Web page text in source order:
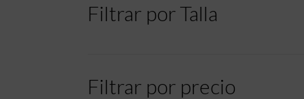
Filtrar por Talla
Filtrar por precio